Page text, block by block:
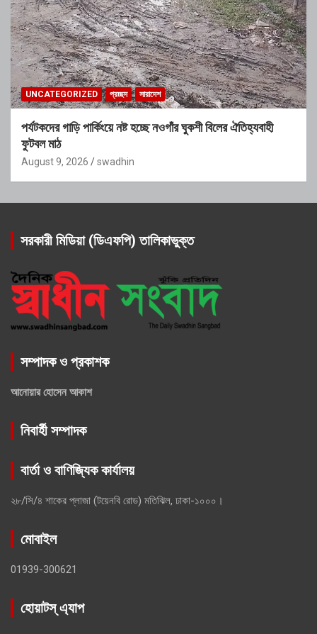
UNCATEGORIZED প্রচ্ছদ সারাদেশ
পর্যটকদের গাড়ি পার্কিংয়ে নষ্ট হচ্ছে নওগাঁর ঘুকশী বিলের ঐতিহ্যবাহী
ফুটবল মাঠ
August 9, 2026 swadhin
সরকারী মিডিয়া (ডিএফপি) তালিকাভুক্ত
সম্পাদক ও প্রকাশক
আনোয়ার হোসেন আকাশ
নিবার্হী সম্পাদক
বার্তা ও বাণিজ্যিক কার্যালয়
২৮/সি/৪ শাকের প্লাজা (টয়েনবি রোড) মতিঝিল, ঢাকা-১০০০।
মোবাইল
01939-300621
হোয়াটস্ এ্যাপ